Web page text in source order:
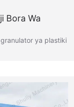
Bora Wa
ya plastiki